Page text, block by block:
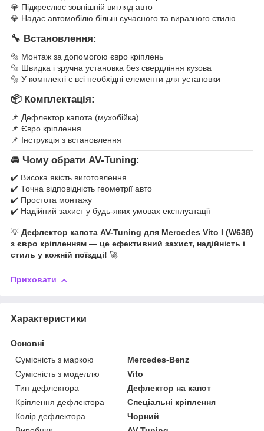
💎 Підкреслює зовнішній вигляд авто
💎 Надає автомобілю більш сучасного та виразного стилю
🔧 Встановлення:
🔩 Монтаж за допомогою євро кріплень
🔩 Швидка і зручна установка без свердління кузова
🔩 У комплекті є всі необхідні елементи для установки
📦 Комплектація:
📌 Дефлектор капота (мухобійка)
📌 Євро кріплення
📌 Інструкція з встановлення
🚘 Чому обрати AV-Tuning:
✔️ Висока якість виготовлення
✔️ Точна відповідність геометрії авто
✔️ Простота монтажу
✔️ Надійний захист у будь-яких умовах експлуатації
💡 Дефлектор капота AV-Tuning для Mercedes Vito I (W638)
з євро кріпленням — це ефективний захист, надійність і
стиль у кожній поїздці! 🚀
Приховати
Характеристики
Основні
Сумісність з маркою
Mercedes-Benz
Сумісність з моделлю
Vito
Тип дефлектора
Дефлектор на капот
Кріплення дефлектора
Спеціальні кріплення
Колір дефлектора
Чорний